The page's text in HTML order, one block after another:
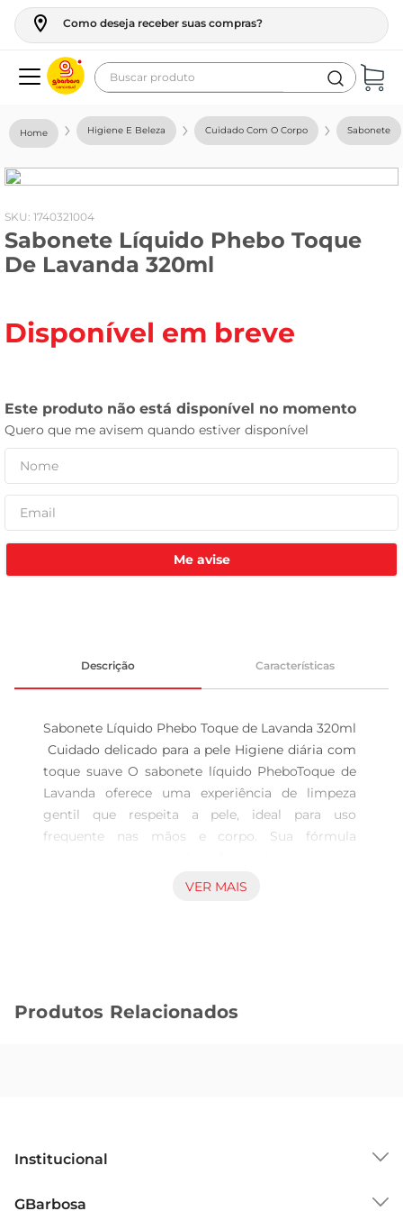
Como deseja receber suas compras?
Buscar produto
Higiene E Beleza Cuidado Com O Corpo Sabonete
: 1740321004
Sabonete Líquido Phebo Toque
De Lavanda 320ml
Disponível em breve
Me avise
Descrição Características
Sabonete Líquido Phebo Toque de Lavanda 320ml
Cuidado delicado para a pele Higiene diária com
toque suave O sabonete líquido PheboToque de
Lavanda oferece uma experiência de limpeza
gentil que respeita a pele, ideal para uso
frequente nas mãos e corpo. Sua fórmula
pele sem agredir, tornando a rotina de cuidado
sabonete traz uma fragrância agradável que
preferem itens com toque delicado no dia a dia.
diária das mãos e corpo, o sabonete líquido é
VER MAIS
Produtos Relacionados
Institucional
GBarbosa
geladeira
fogao
café
cerveja
vinho
leite pó